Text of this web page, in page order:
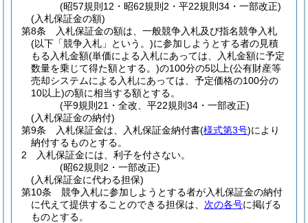
(昭57規則12・昭62規則2・平22規則34・一部改正)
(入札保証金の額)
第8条
入札保証金の額は、一般競争入札及び指名競争入札
(以下「競争入札」という。)に参加しようとする者の見積
もる入札金額(単価による入札にあっては、入札金額に予定
数量を乗じて得た額とする。)の100分の5以上(公有財産等
売却システムによる入札にあっては、予定価格の100分の
10以上)の額に相当する額とする。
(平9規則21・全改、平22規則34・一部改正)
(入札保証金の納付)
第9条
入札保証金は、入札保証金納付書(様式第3号)により
納付するものとする。
2
入札保証金には、利子を付さない。
(昭62規則2・一部改正)
(入札保証金に代わる担保)
第10条
競争入札に参加しようとする者が入札保証金の納付
に代えて提供することのできる担保は、 次の各号に掲げる
ものとする。